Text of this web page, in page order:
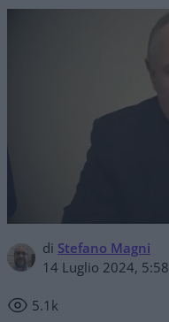
di Stefano Magni
14 Luglio 2024, 5:58
5.1k